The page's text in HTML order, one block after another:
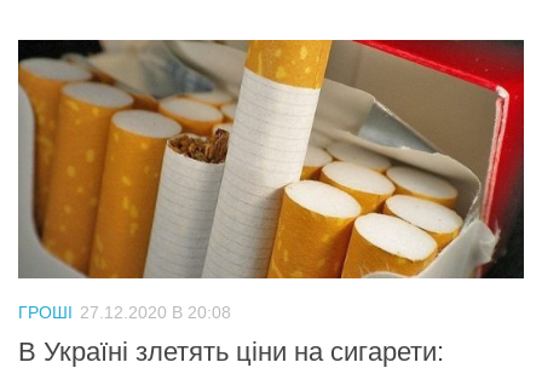
ГРОШІ 27.12.2020 В 20:08
В Україні злетять ціни на сигарети: